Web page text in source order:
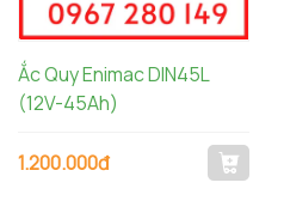
Ắc Quy Enimac DIN45L
(12V-45Ah)
1.200.000đ